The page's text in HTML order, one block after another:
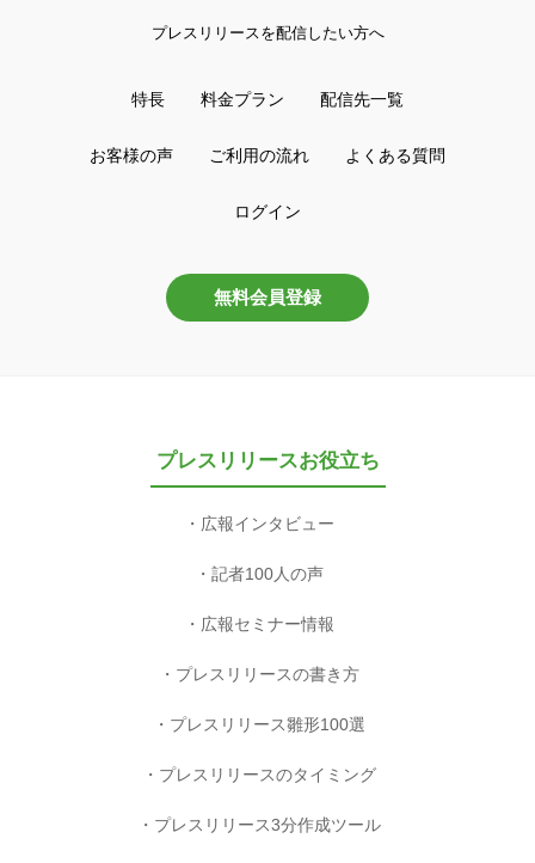
プレスリリースを配信したい方へ
特長 料金プラン 配信先一覧
お客様の声 ご利用の流れ よくある質問
ログイン
無料会員登録
プレスリリースお役立ち
広報インタビュー
記者100人の声
広報セミナー情報
プレスリリースの書き方
プレスリリース雛形100選
プレスリリースのタイミング
プレスリリース3分作成ツール